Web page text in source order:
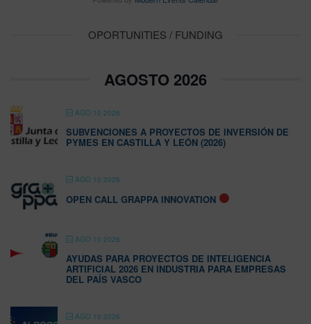
OPORTUNITIES / FUNDING
AGOSTO 2026
AGO 10 2026
SUBVENCIONES A PROYECTOS DE INVERSIÓN DE
PYMES EN CASTILLA Y LEÓN (2026)
AGO 10 2026
OPEN CALL GRAPPA INNOVATION
AGO 10 2026
AYUDAS PARA PROYECTOS DE INTELIGENCIA
ARTIFICIAL 2026 EN INDUSTRIA PARA EMPRESAS
DEL PAÍS VASCO
AGO 10 2026